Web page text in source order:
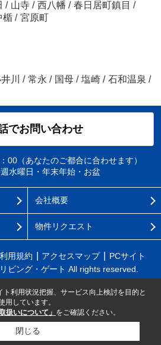
/ 山寺 / 西八幡 / 春日居町鎮目 /
楯 / 宮原町
川 / 常永 / 国母 / 塩崎 / 石和温泉 /
でお問い合わせ
00（あなたのご都合に合わせます）
水曜日・年末年始・お盆
会社概要
物件リクエスト
利用規約 アクセスマップ
PCサイト
ビング・ゲート All rights reserved.
利用状況把握、サービス向上検討を目的と
用しています。
扱いについて」 をご確認ください。
閉じる